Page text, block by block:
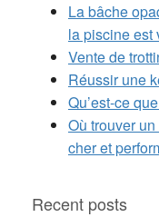
La bâche
la piscine est
Vente de
Réussir une
Qu’est-ce
Où trouver
cher et
Recent posts